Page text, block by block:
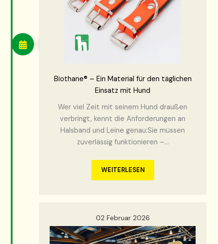
Biothane® – Ein Material für den täglichen
Einsatz mit Hund
Wer viel Zeit mit seinem Hund draußen
verbringt, kennt die Anforderungen an
Halsband und Leine genau:Sie müssen
zuverlässig funktionieren –…
WEITERLESEN
02 Februar 2026